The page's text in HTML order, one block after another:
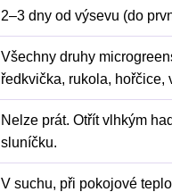
2–3 dny od výsevu (do
Všechny druhy
ředkvička, rukola,
Nelze prát. Otřít vlhkým
sluníčku.
V suchu, při pokojové